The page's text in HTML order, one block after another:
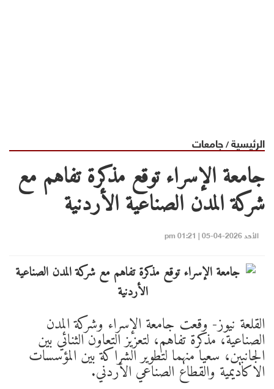
الرئيسية/جامعات
جامعة الإسراء توقع مذكرة تفاهم مع
شركة المدن الصناعية الأردنية
الأحد 2026-04-05 | 01:21 pm
القلعة نيوز- وقعت جامعة الإسراء وشركة المدن
الصناعية، مذكرة تفاهم، لتعزيز التعاون الثنائي بين
الجانبين، سعيا منهما لتطوير الشراكة بين المؤسسات
الاكاديمية والقطاع الصناعي الأردني.